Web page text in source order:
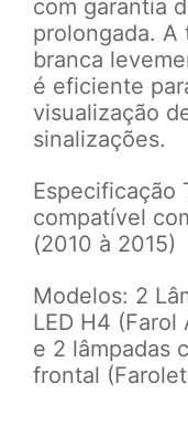
com garantia
prolongada. A
branca
é eficiente
visualização
sinalizações.
Especificação
compatível
(2010 à 2015)
Modelos: 2
LED H4 (Farol
e 2 lâmpadas
frontal